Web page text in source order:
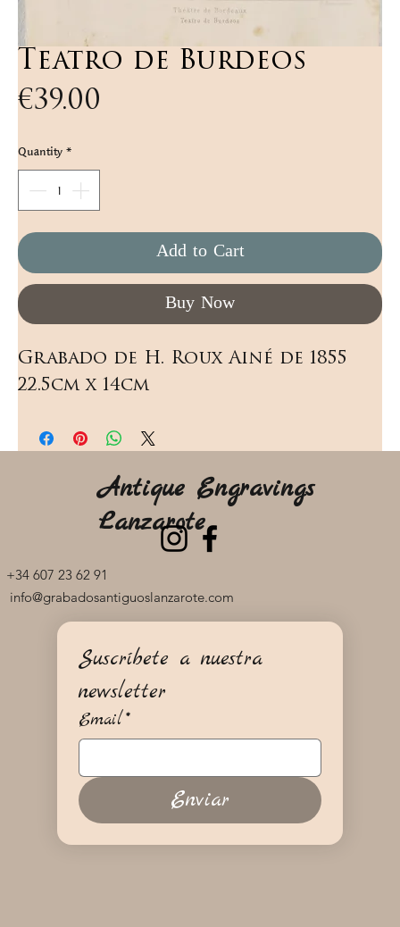
Teatro de Burdeos
€39.00
Quantity*
Add to Cart
Buy Now
Grabado de H. Roux Ainé de 1855
22.5cm x 14cm
+34 607 23 62 91
info@grabadosantiguoslanzarote.com
Antique Engravings
Lanzarote
Suscríbete a nuestra
newsletter
Email*
Enviar